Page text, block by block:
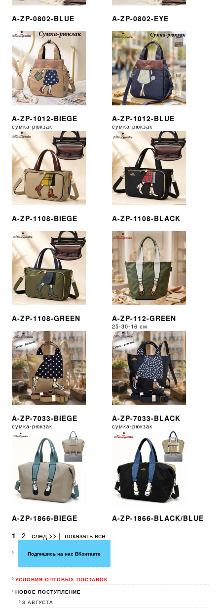
A-ZP-0802-BLUE A-ZP-0802-EYE
A-ZP-1012-BIEGE
сумка-рюкзак
A-ZP-1012-BLUE
сумка-рюкзак
A-ZP-1108-BIEGE A-ZP-1108-BLACK
A-ZP-1108-GREEN A-ZP-112-GREEN
25-30-16 см
A-ZP-7033-BIEGE
сумка-рюкзак
A-ZP-7033-BLACK
сумка-рюкзак
A-ZP-1866-BIEGE
A-ZP-1866-BLACK/BLUE
1
2 след >> | показать все
Подпишись на нас ВКонтакте
УСЛОВИЯ ОПТОВЫХ ПОСТАВОК
НОВОЕ ПОСТУПЛЕНИЕ
3 АВГУСТА